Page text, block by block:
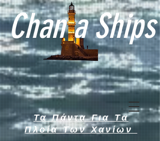
Chan a Ships
Τα Πάντα Για Τα
Πλοία Των Χανίων